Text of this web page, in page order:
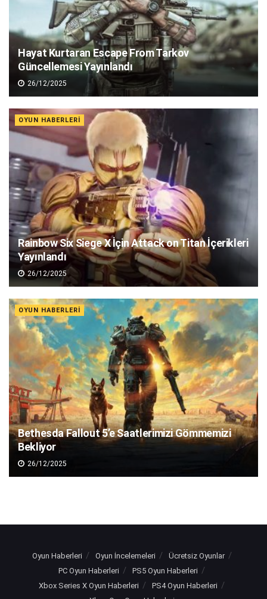
Hayat Kurtaran Escape From Tarkov
Güncellemesi Yayınlandı
26/12/2025
OYUN HABERLERI
Rainbow Six Siege X İçin Attack on Titan İçerikleri
Yayınlandı
26/12/2025
OYUN HABERLERI
Bethesda Fallout 5’e Saatlerimizi Gömmemizi
Bekliyor
26/12/2025
Oyun Haberleri Oyun İncelemeleri
Ücretsiz Oyunlar
PC Oyun Haberleri
PS5 Oyun Haberleri
Xbox Series X Oyun Haberleri
PS4 Oyun Haberleri